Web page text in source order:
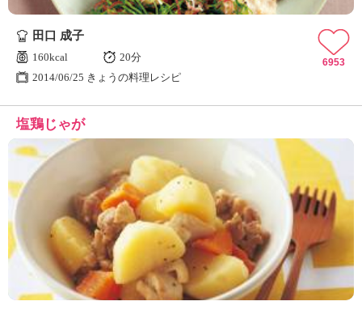
田口 成子
160kcal
20分
2014/06/25 きょうの料理レシピ
6953
塩鶏じゃが